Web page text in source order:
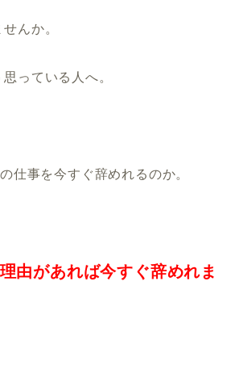
んか。
っている人へ。
仕事を今すぐ辞めれるのか。
由があれば今すぐ辞めれま